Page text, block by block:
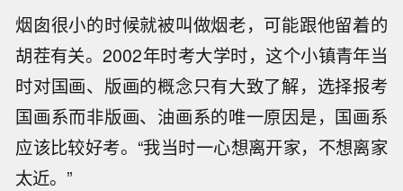
烟囱很小的时候就被叫做烟老，可能跟他留着的
胡茬有关。2002年时考大学时，这个小镇青年当
时对国画、版画的概念只有大致了解，选择报考
国画系而非版画、油画系的唯一原因是，国画系
应该比较好考。“我当时一心想离开家，不想离家
太近。”